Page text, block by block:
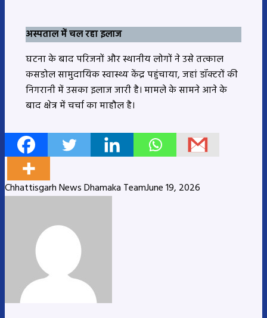
अस्पताल में चल रहा इलाज
घटना के बाद परिजनों और स्थानीय लोगों ने उसे तत्काल
कसडोल सामुदायिक स्वास्थ्य केंद्र पहुंचाया, जहां डॉक्टरों की
निगरानी में उसका इलाज जारी है। मामले के सामने आने के
बाद क्षेत्र में चर्चा का माहौल है।
Chhattisgarh News Dhamaka TeamJune 19, 2026